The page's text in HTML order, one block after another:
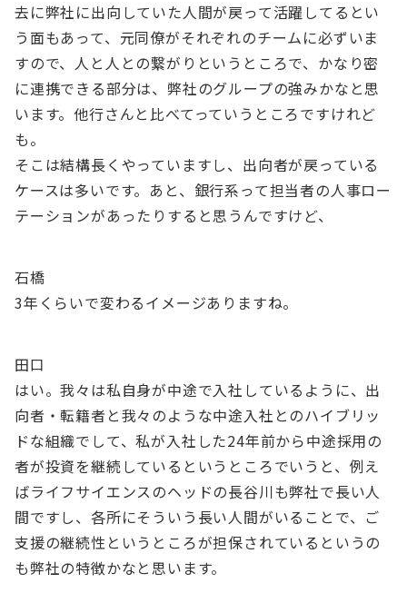
去に弊社に出向していた人間が戻って活躍してるとい
う面もあって、元同僚がそれぞれのチームに必ずいま
すので、人と人との繋がりというところで、かなり密
に連携できる部分は、弊社のグループの強みかなと思
います。他行さんと比べてっていうところですけれど
も。
そこは結構長くやっていますし、出向者が戻っている
ケースは多いです。あと、銀行系って担当者の人事ロー
テーションがあったりすると思うんですけど、
石橋
3年くらいで変わるイメージありますね。
田口
はい。我々は私自身が中途で入社しているように、出
向者・転籍者と我々のような中途入社とのハイブリッ
ドな組織でして、私が入社した24年前から中途採用の
者が投資を継続しているというところでいうと、例え
ばライフサイエンスのヘッドの長谷川も弊社で長い人
間ですし、各所にそういう長い人間がいることで、ご
支援の継続性というところが担保されているというの
も弊社の特徴かなと思います。